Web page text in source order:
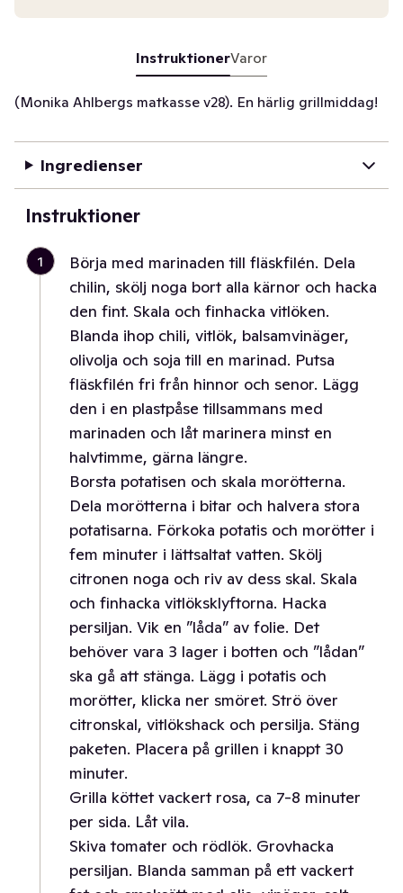
InstruktionerVaror
(Monika Ahlbergs matkasse v28). En härlig grillmiddag!
Ingredienser
Instruktioner
1
Börja med marinaden till fläskfilén. Dela
chilin, skölj noga bort alla kärnor och hacka
den fint. Skala och finhacka vitlöken.
Blanda ihop chili, vitlök, balsamvinäger,
olivolja och soja till en marinad. Putsa
fläskfilén fri från hinnor och senor. Lägg
den i en plastpåse tillsammans med
marinaden och låt marinera minst en
halvtimme, gärna längre.
Borsta potatisen och skala morötterna.
Dela morötterna i bitar och halvera stora
potatisarna. Förkoka potatis och morötter i
fem minuter i lättsaltat vatten. Skölj
citronen noga och riv av dess skal. Skala
och finhacka vitlöksklyftorna. Hacka
persiljan. Vik en ”låda” av folie. Det
behöver vara 3 lager i botten och ”lådan”
ska gå att stänga. Lägg i potatis och
morötter, klicka ner smöret. Strö över
citronskal, vitlökshack och persilja. Stäng
paketen. Placera på grillen i knappt 30
minuter.
Grilla köttet vackert rosa, ca 7-8 minuter
per sida. Låt vila.
Skiva tomater och rödlök. Grovhacka
persiljan. Blanda samman på ett vackert